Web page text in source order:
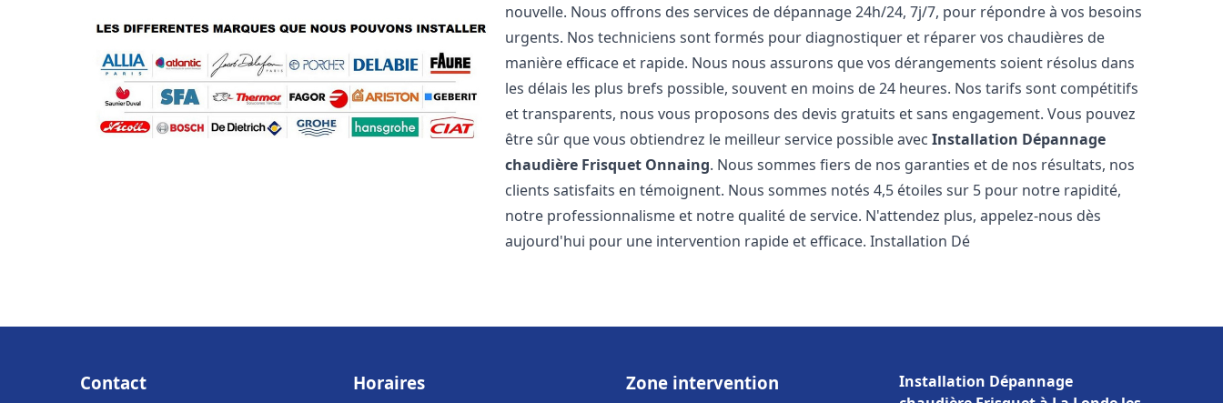
nouvelle. Nous offrons des services de dépannage 24h/24, 7j/7, pour répondre à vos besoins
urgents. Nos techniciens sont formés pour diagnostiquer et réparer vos chaudières de
manière efficace et rapide. Nous nous assurons que vos dérangements soient résolus dans
les délais les plus brefs possible, souvent en moins de 24 heures. Nos tarifs sont compétitifs
et transparents, nous vous proposons des devis gratuits et sans engagement. Vous pouvez
être sûr que vous obtiendrez le meilleur service possible avecInstallation Dépannage
chaudière Frisquet Onnaing. Nous sommes fiers de nos garanties et de nos résultats, nos
clients satisfaits en témoignent. Nous sommes notés 4,5 étoiles sur 5 pour notre rapidité,
notre professionnalisme et notre qualité de service. N'attendez plus, appelez-nous dès
aujourd'hui pour une intervention rapide et efficace. Installation Dé
Contact Horaires Zone intervention
Installation Dépannage